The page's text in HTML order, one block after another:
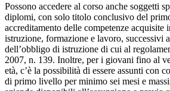
Possono accedere al corso anche soggetti
diplomi, con solo titolo conclusivo del
accreditamento delle competenze acquisite
istruzione, formazione e lavoro, successivi
dell’obbligo di istruzione di cui al
2007, n. 139. Inoltre, per i giovani fino al
età, c’è la possibilità di essere assunti con
di primo livello per minimo sei mesi e